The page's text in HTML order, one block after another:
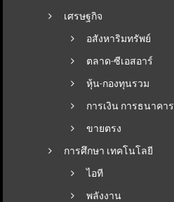
เศรษฐกิจ
อสังหาริมทรัพย์
ตลาด-ซีเอสอาร์
หุ้น-กองทุนรวม
การเงิน การธนาคาร
ขายตรง
การศึกษา เทคโนโลยี
ไอที
พลังงาน